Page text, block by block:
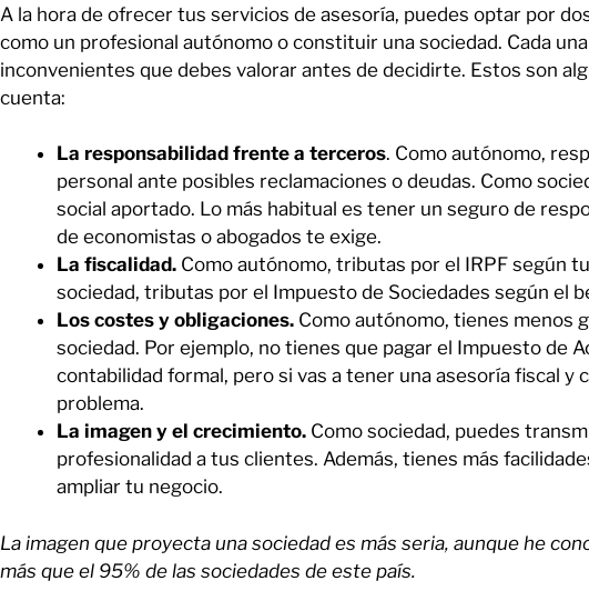
A la hora de ofrecer tus servicios de asesoría, puedes optar por
como un profesional autónomo o constituir una sociedad. Cada
inconvenientes que debes valorar antes de decidirte. Estos son
cuenta:
La responsabilidad frente a terceros. Como autónomo,
personal ante posibles reclamaciones o deudas. Como
social aportado. Lo más habitual es tener un seguro de
de economistas o abogados te exige.
La fiscalidad. Como autónomo, tributas por el IRPF según
sociedad, tributas por el Impuesto de Sociedades según el
Los costes y obligaciones. Como autónomo, tienes menos
sociedad. Por ejemplo, no tienes que pagar el Impuesto de
contabilidad formal, pero si vas a tener una asesoría fiscal y
problema.
La imagen y el crecimiento. Como sociedad, puedes
profesionalidad a tus clientes. Además, tienes más
ampliar tu negocio.
La imagen que proyecta una sociedad es más seria, aunque he
más que el 95% de las sociedades de este país.